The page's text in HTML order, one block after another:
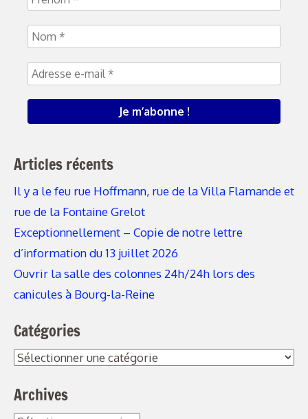
Articles récents
Il y a le feu rue Hoffmann, rue de la Villa Flamande et
rue de la Fontaine Grelot
Exceptionnellement – Copie de notre lettre
d’information du 13 juillet 2026
Ouvrir la salle des colonnes 24h/24h lors des
canicules à Bourg-la-Reine
Catégories
Catégories
Archives